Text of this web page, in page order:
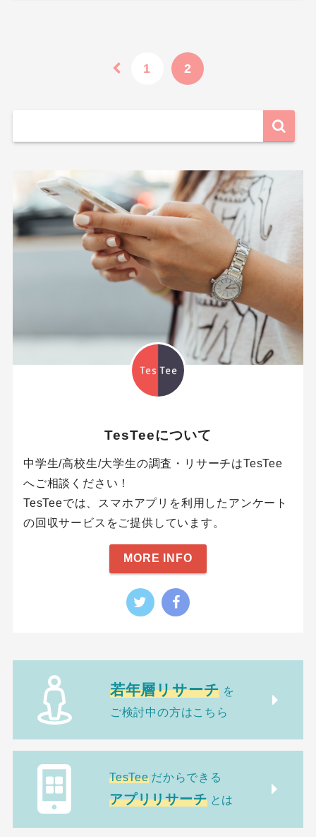
1 2
TesTeeについて
中学生/高校生/大学生の調査・リサーチはTesTee
へご相談ください！
TesTeeでは、スマホアプリを利用したアンケート
の回収サービスをご提供しています。
MORE INFO
若年層リサーチ を
ご検討中の方はこちら
TesTee だからできる
アプリリサーチ とは